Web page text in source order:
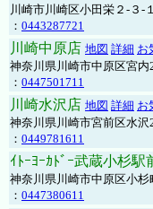
川崎市川崎区小田栄２‐３
： 0443287721
川崎中原店 地図 詳細 お
神奈川県川崎市中原区宮内
： 0447501711
川崎水沢店 地図 詳細 お
神奈川県川崎市宮前区水沢
： 0449781611
ｲﾄｰﾖｰｶﾄﾞｰ武蔵小杉駅
神奈川県川崎市中原区小
： 0447380611